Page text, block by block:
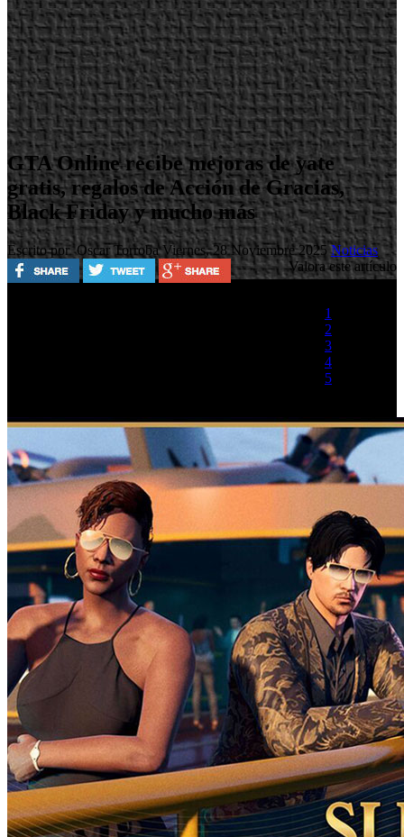
GTA Online recibe mejoras de yate
gratis, regalos de Acción de Gracias,
Black Friday y mucho más
Escrito por Oscar TorrobaViernes, 28 Noviembre 2025Noticias
Valora este artículo
1
2
3
4
5